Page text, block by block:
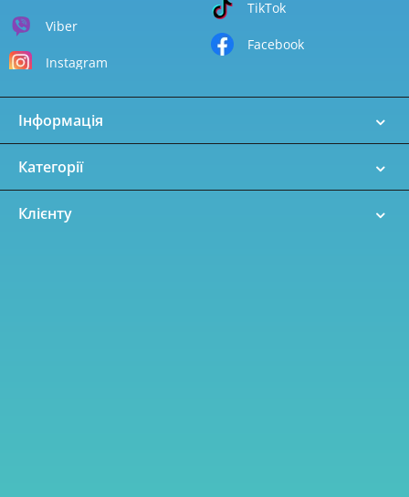
Viber
Instagram
TikTok
Facebook
Інформація
Категорії
Клієнту